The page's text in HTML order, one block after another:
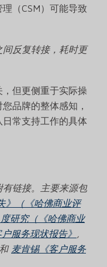
（CSM）可能导致
反复转接，耗时更
但更侧重于实际操
品牌的整体感知，
常支持工作的具体
链接。主要来源包
》（《哈佛商业评
研究（《哈佛商业
服务现状报告》 ,
麦肯锡《客户服务